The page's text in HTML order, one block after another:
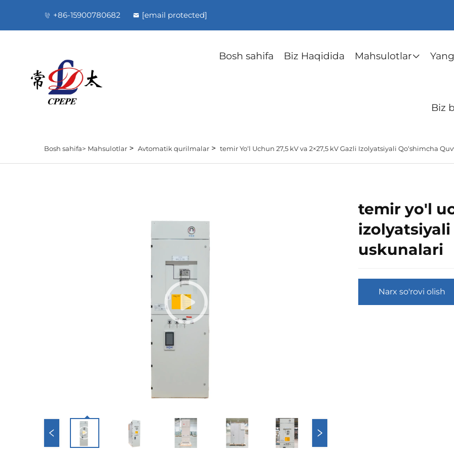
+86-15900780682 [email protected]
Bosh sahifa Biz Haqidida Mahsulotlar
Biz
Bosh sahifa> Mahsulotlar > Avtomatik qurilmalar > temir Yo‘l Uchun 27,5 kV va 2×27,5 kV Gazli Izolyatsiyali Qo‘shimcha
temir yo'l
uskunalari
Narx so'rovi olish